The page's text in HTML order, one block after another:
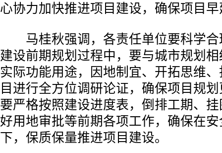
心协力加快推进项目建设，确保项目
马桂秋强调，各责任单位要科学合
建设前期规划过程中，要与城市规划
实际功能用途，因地制宜、开拓思维
目进行全方位调研论证，确保项目规
要严格按照建设进度表，倒排工期、
好用地审批等前期各项工作，确保在
下，保质保量推进项目建设。